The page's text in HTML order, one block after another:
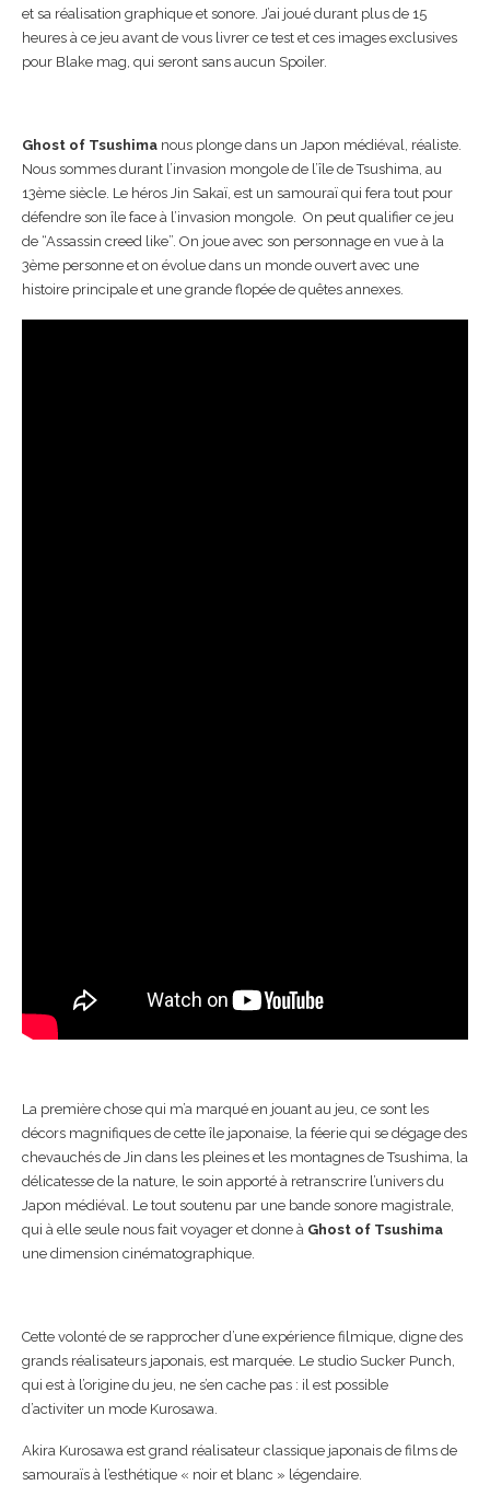
et sa réalisation graphique et sonore. J’ai joué durant plus de 15
heures à ce jeu avant de vous livrer ce test et ces images exclusives
pour Blake mag, qui seront sans aucun Spoiler.
Ghost of Tsushima nous plonge dans un Japon médiéval, réaliste.
Nous sommes durant l’invasion mongole de l’île de Tsushima, au
13ème siècle. Le héros Jin Sakaï, est un samouraï qui fera tout pour
défendre son île face à l’invasion mongole. On peut qualifier ce jeu
de “Assassin creed like”. On joue avec son personnage en vue à la
3ème personne et on évolue dans un monde ouvert avec une
histoire principale et une grande flopée de quêtes annexes.
La première chose qui m’a marqué en jouant au jeu, ce sont les
décors magnifiques de cette île japonaise, la féerie qui se dégage des
chevauchés de Jin dans les pleines et les montagnes de Tsushima, la
délicatesse de la nature, le soin apporté à retranscrire l’univers du
Japon médiéval. Le tout soutenu par une bande sonore magistrale,
qui à elle seule nous fait voyager et donne à Ghost of Tsushima
une dimension cinématographique.
Cette volonté de se rapprocher d’une expérience filmique, digne des
grands réalisateurs japonais, est marquée. Le studio Sucker Punch,
qui est à l’origine du jeu, ne s’en cache pas : il est possible
d’activiter un mode Kurosawa.
Akira Kurosawa est grand réalisateur classique japonais de films de
samouraïs à l’esthétique « noir et blanc » légendaire.